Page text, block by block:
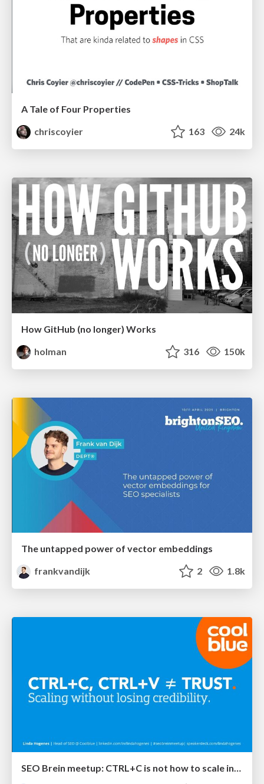
A Tale of Four Properties
chriscoyier
163 24k
How GitHub (no longer) Works
holman
316 150k
The untapped power of vector embeddings
frankvandijk
2 1.8k
SEO Brein meetup: CTRL+C is not how to scale international SEO